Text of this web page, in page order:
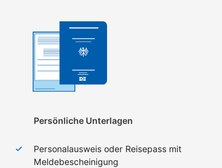
Persönliche Unterlagen
Personalausweis oder Reisepass mit
Meldebescheinigung